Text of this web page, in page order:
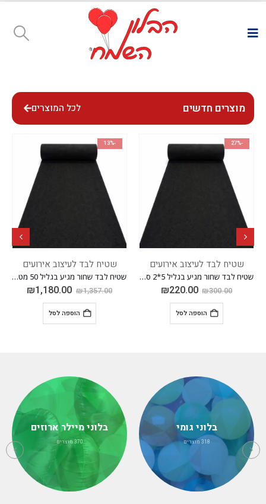
מוצרים חדשים לכל המוצרים
-27%
שטיח לבד לעיצוב אירועים
שטיח לבד שחור מגיע בגליל 5*2 סה"כ 10 מטר
₪300.00
₪220.00
הוספה לסל
-13%
שטיח לבד לעיצוב אירועים
שטיח לבד שחור מגיע בגליל 50 מטר אורך רוחב 2 מטר סה"כ 100 מטר
₪1,357.00
₪1,180.00
הוספה לסל
בלוני גומי
318 מוצרים
בלוני מיילר ארוזים
370 מוצרים